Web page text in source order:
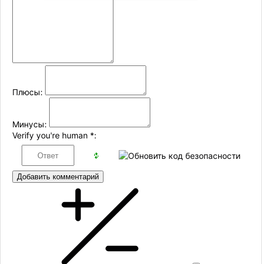
Плюсы:
Минусы:
Verify you're human *:
Добавить комментарий